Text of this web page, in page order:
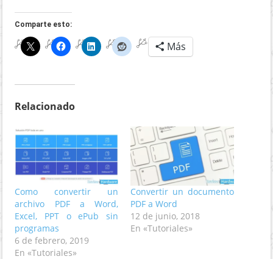
Comparte esto:
Más
Relacionado
Como convertir un
archivo PDF a Word,
Excel, PPT o ePub sin
programas
6 de febrero, 2019
En «Tutoriales»
Convertir un documento
PDF a Word
12 de junio, 2018
En «Tutoriales»